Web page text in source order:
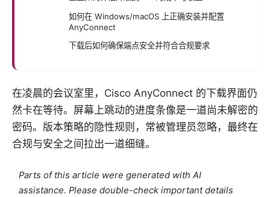
如何在 Windows/macOS 上正确安装并配置
AnyConnect
下载后如何确保端点安全并符合合规要求
在凌晨的会议室里，Cisco AnyConnect 的下载界面仍
然卡在等待。屏幕上跳动的进度条像是一道尚未解密的
密码。版本策略的隐性规则，常被管理员忽略，最终在
合规与安全之间拉出一道细缝。
Parts of this article were generated with AI
assistance. Please double-check important details